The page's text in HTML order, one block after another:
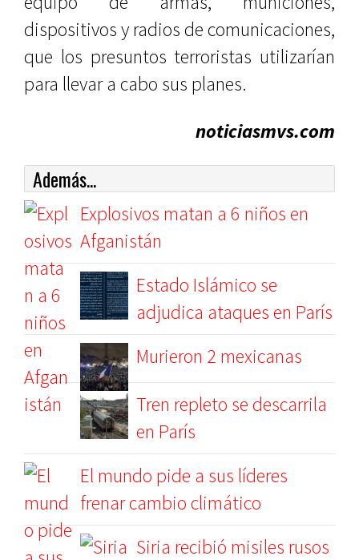
dispositivos y radios de comunicaciones,
que los presuntos terroristas utilizarían
para llevar a cabo sus planes.
noticiasmvs.com
Además...
Explosivos matan a 6 niños en
Afganistán
Estado Islámico se
adjudica ataques en París
Murieron 2 mexicanas
Tren repleto se descarrila
en París
El mundo pide a sus líderes
frenar cambio climático
Siria recibió misiles rusos